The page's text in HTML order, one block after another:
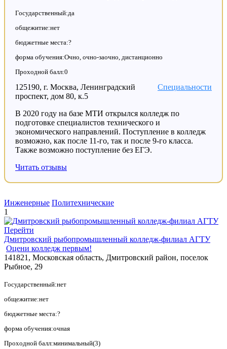
Государственный:да
общежитие:нет
бюджетные места:?
форма обучения:Очно, очно-заочно, дистанционно
Проходной балл:0
Специальности
125190, г. Москва, Ленинградский
проспект, дом 80, к.5
В 2020 году на базе МТИ открылся колледж по
подготовке специалистов технического и
экономического направлений. Поступление в колледж
возможно, как после 11-го, так и после 9-го класса.
Также возможно поступление без ЕГЭ.
Читать отзывы
Инженерные Политехнические
1
Перейти
Дмитровский рыбопромышленный колледж-филиал АГТУ
Оцени колледж первым!
141821, Московская область, Дмитровский район, поселок
Рыбное, 29
Государственный:нет
общежитие:нет
бюджетные места:?
форма обучения:очная
Проходной балл:минимальный(3)